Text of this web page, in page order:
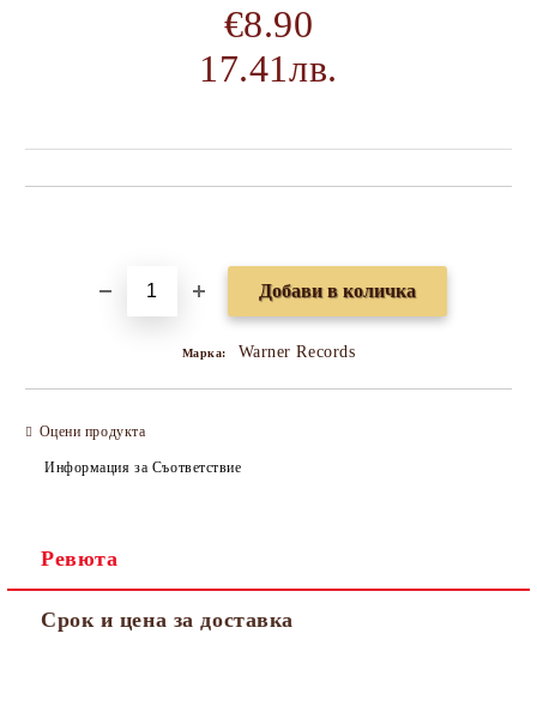
€8.90
17.41лв.
Марка: Warner Records
Оцени продукта
Информация за Съответствие
Ревюта
Срок и цена за доставка